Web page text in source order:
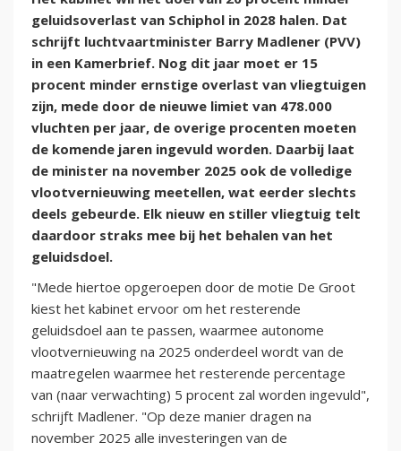
geluidsoverlast van Schiphol in 2028 halen. Dat
schrijft luchtvaartminister Barry Madlener (PVV)
in een Kamerbrief. Nog dit jaar moet er 15
procent minder ernstige overlast van vliegtuigen
zijn, mede door de nieuwe limiet van 478.000
vluchten per jaar, de overige procenten moeten
de komende jaren ingevuld worden. Daarbij laat
de minister na november 2025 ook de volledige
vlootvernieuwing meetellen, wat eerder slechts
deels gebeurde. Elk nieuw en stiller vliegtuig telt
daardoor straks mee bij het behalen van het
geluidsdoel.
"Mede hiertoe opgeroepen door de motie De Groot
kiest het kabinet ervoor om het resterende
geluidsdoel aan te passen, waarmee autonome
vlootvernieuwing na 2025 onderdeel wordt van de
maatregelen waarmee het resterende percentage
van (naar verwachting) 5 procent zal worden ingevuld",
schrijft Madlener. "Op deze manier dragen na
november 2025 alle investeringen van de